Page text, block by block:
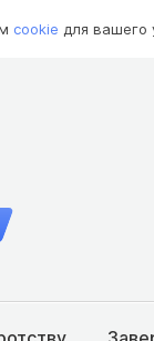
cookie для вашего